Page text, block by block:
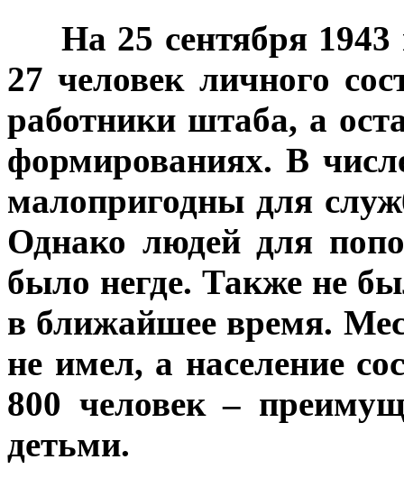
На 25 сентября
27 человек личного
работники штаба, а
формированиях. В
малопригодны для
Однако людей для
было негде. Также не
в ближайшее время.
не имел, а население
800 человек –
детьми.